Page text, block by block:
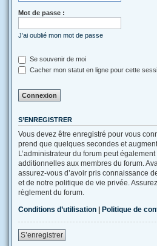
Mot de passe :
J’ai oublié mon mot de passe
Se souvenir de moi
Cacher mon statut en ligne pour cette
S’ENREGISTRER
Vous devez être enregistré pour vous
prend que quelques secondes et
L’administrateur du forum peut
additionnelles aux membres du forum.
assurez-vous d’avoir pris connaissance
et de notre politique de vie privée.
règlement du forum.
Conditions d’utilisation | Politique de
S’enregistrer